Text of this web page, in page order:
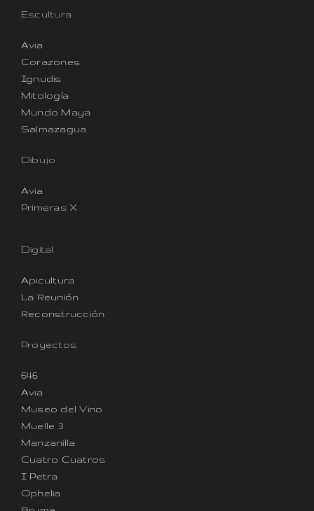
Escultura
Avia
Corazones
Ignudis
Mitología
Mundo Maya
Salmazagua
Dibujo
Avia
Primeras X
Digital
Apicultura
La Reunión
Reconstrucción
Proyectos
646
Avia
Museo del Vino
Muelle 3
Manzanilla
Cuatro Cuatros
I Petra
Ophelia